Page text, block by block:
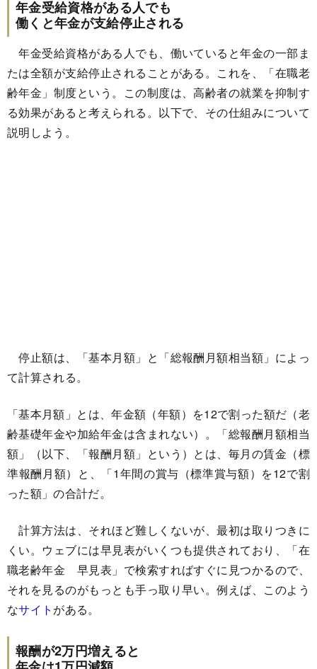
年金受給資格がある人でも
働くと年金が支給停止される
年金受給資格がある人でも、働いていると年金の一部ま
たは全額が支給停止されることがある。これを、「在職老
齢年金」制度という。この制度は、高齢者の就業を抑制す
る効果があると考えられる。以下で、その仕組みについて
説明しよう。
停止額は、「基本月額」と「総報酬月額相当額」によっ
て計算される。
「基本月額」とは、年金額（年額）を12で割った額だ（老
齢基礎年金や加給年金は含まれない）。「総報酬月額相当
額」（以下、「報酬月額」という）とは、毎月の賃金（標
準報酬月額）と、「1年間の賞与（標準賞与額）を12で割
った額」の合計だ。
計算方法は、それほど難しくないが、最初は取りつきに
くい。ウェブには早見表がいくつも提供されており、「在
職老齢年金 早見表」で検索すればすぐに見つかるので、
それを見るのがもっとも手っ取り早い。例えば、このよう
なサイト がある。
報酬が2万円増えると